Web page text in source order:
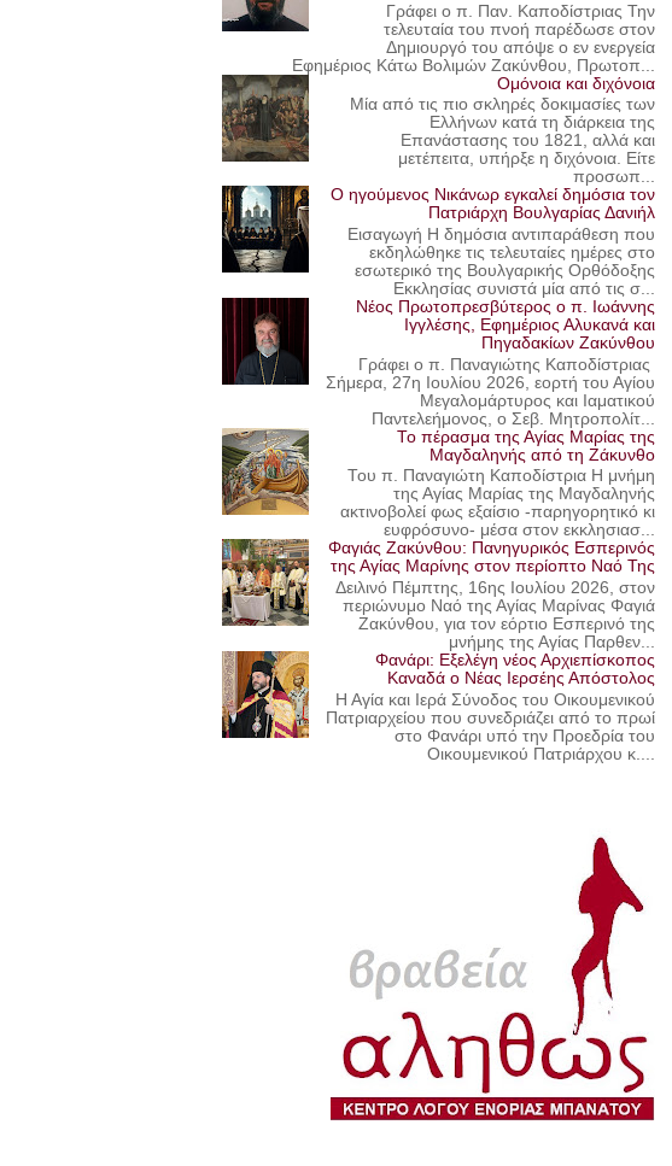
Γράφει ο π. Παν. Καποδίστριας Την
τελευταία του πνοή παρέδωσε στον
Δημιουργό του απόψε ο εν ενεργεία
Εφημέριος Κάτω Βολιμών Ζακύνθου, Πρωτοπ...
Ομόνοια και διχόνοια
Μία από τις πιο σκληρές δοκιμασίες των
Ελλήνων κατά τη διάρκεια της
Επανάστασης του 1821, αλλά και
μετέπειτα, υπήρξε η διχόνοια. Είτε
προσωπ...
Ο ηγούμενος Νικάνωρ εγκαλεί δημόσια τον
Πατριάρχη Βουλγαρίας Δανιήλ
Εισαγωγή Η δημόσια αντιπαράθεση που
εκδηλώθηκε τις τελευταίες ημέρες στο
εσωτερικό της Βουλγαρικής Ορθόδοξης
Εκκλησίας συνιστά μία από τις σ...
Νέος Πρωτοπρεσβύτερος ο π. Ιωάννης
Ιγγλέσης, Εφημέριος Αλυκανά και
Πηγαδακίων Ζακύνθου
Γράφει ο π. Παναγιώτης Καποδίστριας
Σήμερα, 27η Ιουλίου 2026, εορτή του Αγίου
Μεγαλομάρτυρος και Ιαματικού
Παντελεήμονος, ο Σεβ. Μητροπολίτ...
Το πέρασμα της Αγίας Μαρίας της
Μαγδαληνής από τη Ζάκυνθο
Του π. Παναγιώτη Καποδίστρια Η μνήμη
της Αγίας Μαρίας της Μαγδαληνής
ακτινοβολεί φως εξαίσιο -παρηγορητικό κι
ευφρόσυνο- μέσα στον εκκλησιασ...
Φαγιάς Ζακύνθου: Πανηγυρικός Εσπερινός
της Αγίας Μαρίνης στον περίοπτο Ναό Της
Δειλινό Πέμπτης, 16ης Ιουλίου 2026, στον
περιώνυμο Ναό της Αγίας Μαρίνας Φαγιά
Ζακύνθου, για τον εόρτιο Εσπερινό της
μνήμης της Αγίας Παρθεν...
Φανάρι: Εξελέγη νέος Αρχιεπίσκοπος
Καναδά ο Νέας Ιερσέης Απόστολος
Η Αγία και Ιερά Σύνοδος του Οικουμενικού
Πατριαρχείου που συνεδριάζει από το πρωί
στο Φανάρι υπό την Προεδρία του
Οικουμενικού Πατριάρχου κ....